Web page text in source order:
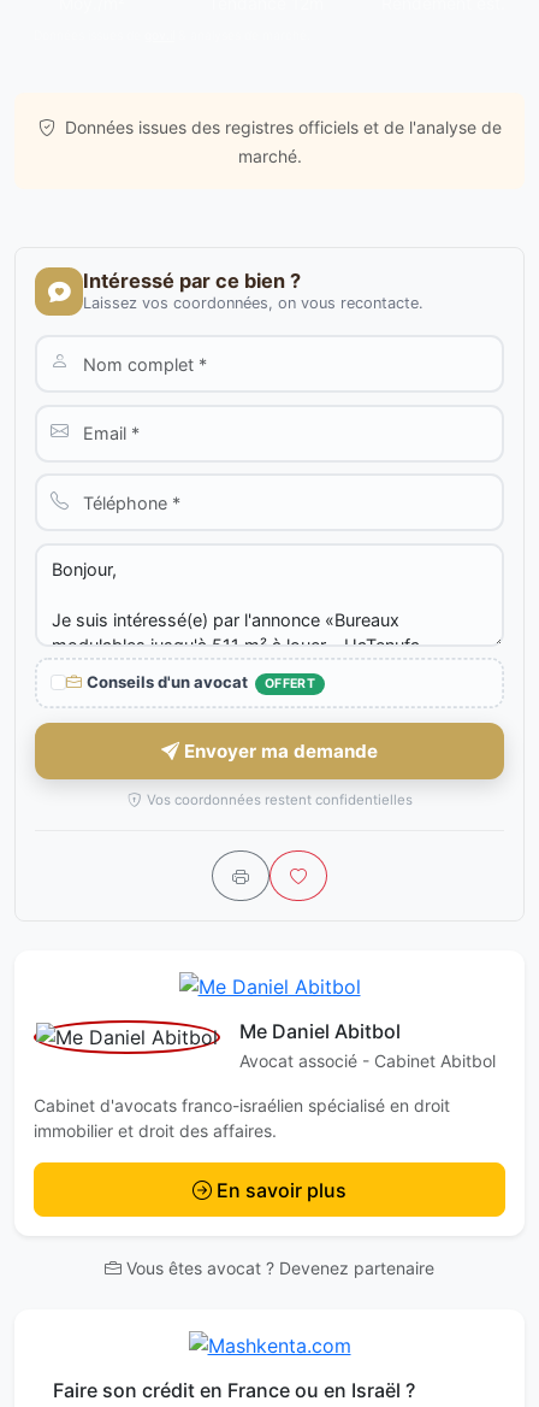
Données issues des registres officiels et de l'analyse de
marché.
Intéressé par ce bien ?
Laissez vos coordonnées, on vous recontacte.
Conseils d'un avocat OFFERT
Envoyer ma demande
Vos coordonnées restent confidentielles
Me Daniel Abitbol
Avocat associé - Cabinet Abitbol
Cabinet d'avocats franco-israélien spécialisé en droit
immobilier et droit des affaires.
En savoir plus
Vous êtes avocat ? Devenez partenaire
Faire son crédit en France ou en Israël ?